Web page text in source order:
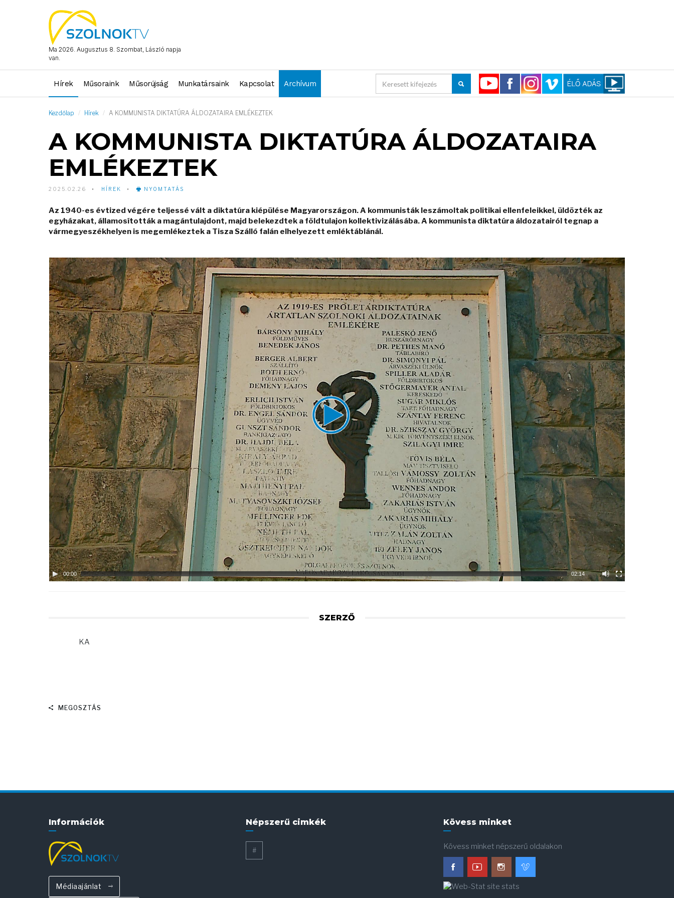
Ma 2026. Augusztus 8. Szombat, László napja
van.
Hírek Műsoraink Műsorújság Munkatársaink Kapcsolat Archívum
Kezdőlap Hírek A KOMMUNISTA DIKTATÚRA ÁLDOZATAIRA EMLÉKEZTEK
A KOMMUNISTA DIKTATÚRA ÁLDOZATAIRA
EMLÉKEZTEK
2025.02.26 HÍREK NYOMTATÁS
Az 1940-es évtized végére teljessé vált a diktatúra kiépülése Magyarországon. A kommunisták leszámoltak politikai ellenfeleikkel, üldözték az
egyházakat, államosították a magántulajdont, majd belekezdtek a földtulajon kollektivizálásába. A kommunista diktatúra áldozatairól tegnap a
vármegyeszékhelyen is megemlékeztek a Tisza Szálló falán elhelyezett emléktáblánál.
Video
Player
00:00 02:14
SZERZŐ
KA
MEGOSZTÁS
Információk
Médiaajánlat
Népszerű cimkék
#
Kövess minket
Kövess minket népszerű oldalakon